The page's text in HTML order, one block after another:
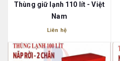
Thùng giữ lạnh 110 lít - Việt
Nam
Liên hệ